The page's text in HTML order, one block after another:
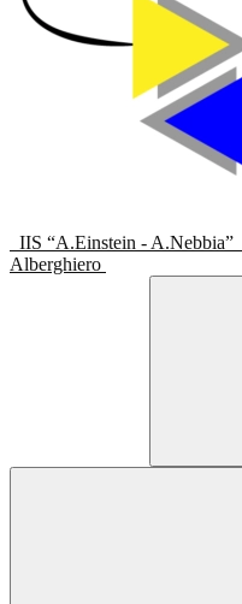
IIS “A.Einstein - A.Nebbia”
Alberghiero